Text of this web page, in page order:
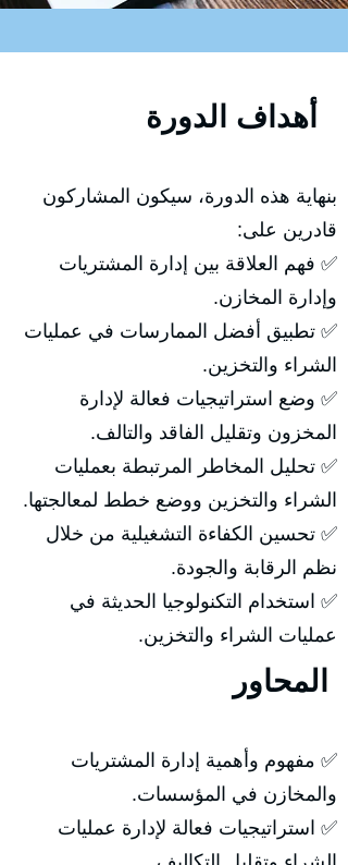
بنهاية هذه الدورة، سيكون المشاركون
قادرين على:
✅ فهم العلاقة بين إدارة المشتريات
وإدارة المخازن.
✅ تطبيق أفضل الممارسات في عمليات
الشراء والتخزين.
✅ وضع استراتيجيات فعالة لإدارة
المخزون وتقليل الفاقد والتالف.
✅ تحليل المخاطر المرتبطة بعمليات
الشراء والتخزين ووضع خطط لمعالجتها.
✅ تحسين الكفاءة التشغيلية من خلال
نظم الرقابة والجودة.
✅ استخدام التكنولوجيا الحديثة في
عمليات الشراء والتخزين.
✅ مفهوم وأهمية إدارة المشتريات
والمخازن في المؤسسات.
✅ استراتيجيات فعالة لإدارة عمليات